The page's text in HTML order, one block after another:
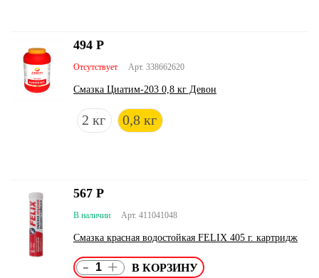
Арт. 338662620
Отсутствует
Смазка Циатим-203 0,8 кг Девон
2 кг 0,8 кг
494 Р
Арт. 411041048
В наличии
Смазка красная водостойкая FELIX 405 г. картридж
567 Р
- +